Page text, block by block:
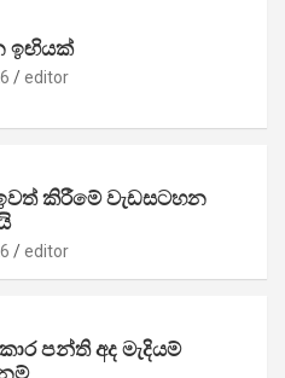
ඉඟියක්
editor
කිරීමේ වැඩසටහන
editor
පන්ති අද මැදියම්